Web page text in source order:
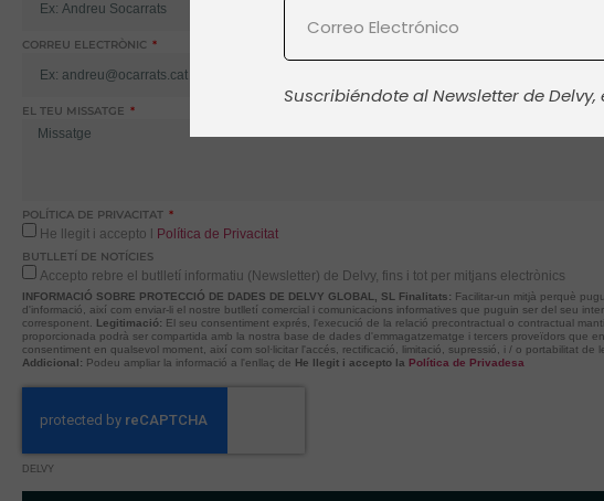
CORREU ELECTRÒNIC
EL TEU MISSATGE
POLÍTICA DE PRIVACITAT
He llegit i accepto l Política de Privacitat
BUTLLETÍ DE NOTÍCIES
Accepto rebre el butlletí informatiu (Newsletter) de Delvy, fins i tot per mitjans electrònics
INFORMACIÓ SOBRE PROTECCIÓ DE DADES DE DELVY GLOBAL, SL Finalitats: Facilitar-un mitjà perquè
d'informació, així com enviar-li el nostre butlletí comercial i comunicacions informatives que puguin ser del seu
corresponent. Legitimació: El seu consentiment exprés, l'execució de la relació precontractual o contractual
proporcionada podrà ser compartida amb la nostra base de dades d'emmagatzematge i tercers proveïdors que
consentiment en qualsevol moment, així com sol·licitar l'accés, rectificació, limitació, supressió, i / o portabilitat
Addicional: Podeu ampliar la informació a l'enllaç de He llegit i accepto la Política de Privadesa
DELVY
Suscribiéndote al Newsletter de